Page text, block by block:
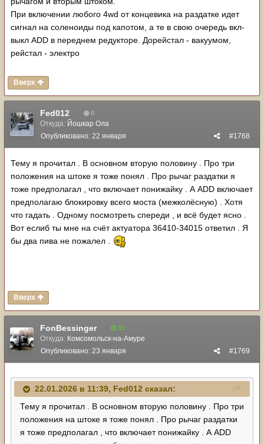
При включении любого 4wd от концевика на раздатке идет
сигнал на соленоиды под капотом, а те в свою очередь вкл-
выкл ADD в переднем редукторе. Дорейстал - вакуумом,
рейстал - электро
Вверх
Fed012 0
Откуда: Йошкар Ола
#1768
Опубликовано: 22 января
Тему я прочитал . В основном вторую половину . Про три
положения на штоке я тоже понял . Про рычаг раздатки я
тоже предполагал , что включает понижайку . А ADD включает
предполагаю блокировку всего моста (межколёсную) . Хотя
что гадать . Одному посмотреть спереди , и всё будет ясно .
Вот еслиб ты мне на счёт актуатора 36410-34015 ответил . Я
бы два пива не пожалел .
Вверх
FonBessinger 33
Откуда: Комсомольск-на-Амуре
#1769
Опубликовано: 23 января
22.01.2026 в 11:39, Fed012 сказал:
Тему я прочитал . В основном вторую половину . Про три
положения на штоке я тоже понял . Про рычаг раздатки
я тоже предполагал , что включает понижайку . А ADD